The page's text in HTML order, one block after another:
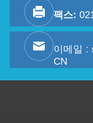
팩스:
이메일 :
CN